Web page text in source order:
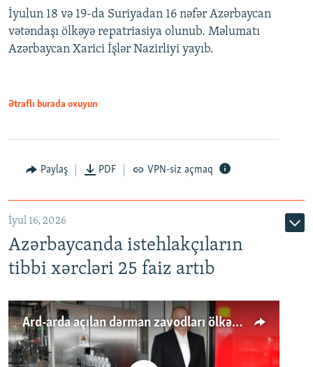
İyulun 18 və 19-da Suriyadan 16 nəfər Azərbaycan
vətəndaşı ölkəyə repatriasiya olunub. Məlumatı
Azərbaycan Xarici İşlər Nazirliyi yayıb.
Ətraflı burada oxuyun
Paylaş PDF VPN-siz açmaq
İyul 16, 2026
Azərbaycanda istehlakçıların
tibbi xərcləri 25 faiz artıb
Ard-arda açılan dərman zavodları ölkənin tələbatını ödəyirmi?